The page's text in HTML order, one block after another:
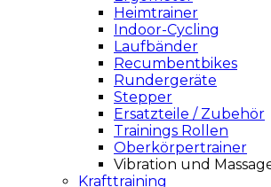
Heimtrainer
Indoor-Cycling
Laufbänder
Recumbentbikes
Rundergeräte
Stepper
Ersatzteile / Zubehör
Trainings Rollen
Oberkörpertrainer
Vibration und
Krafttraining